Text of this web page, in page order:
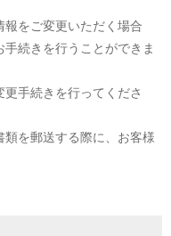
をご変更いただく場合
続きを行うことができま
手続きを行ってくださ
を郵送する際に、お客様